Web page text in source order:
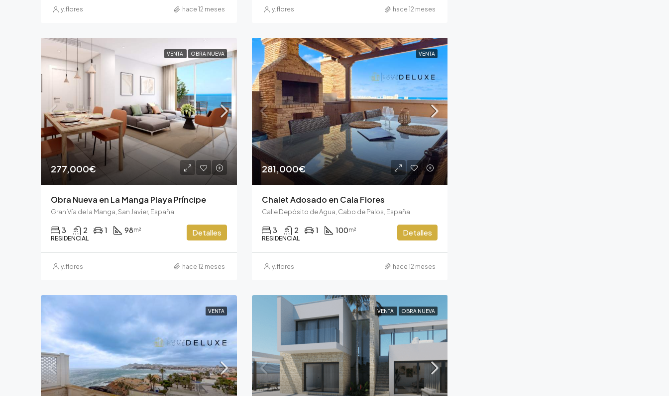
y.flores hace 12 meses y.flores hace 12 meses
VENTA OBRA NUEVA
277,000€
Obra Nueva en La Manga Playa Príncipe
Gran Vía de la Manga, San Javier, España
3 2 1 98m²
RESIDENCIAL
Detalles
y.flores hace 12 meses
VENTA
281,000€
Chalet Adosado en Cala Flores
Calle Depósito de Agua, Cabo de Palos, España
3 2 1 100m²
RESIDENCIAL
Detalles
y.flores hace 12 meses
VENTA VENTA OBRA NUEVA